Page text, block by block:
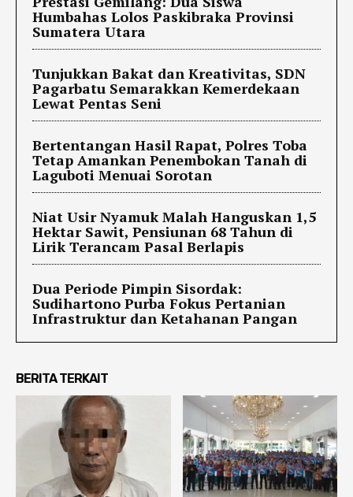
Humbahas Lolos Paskibraka Provinsi
Sumatera Utara
Tunjukkan Bakat dan Kreativitas, SDN
Pagarbatu Semarakkan Kemerdekaan
Lewat Pentas Seni
Bertentangan Hasil Rapat, Polres Toba
Tetap Amankan Penembokan Tanah di
Laguboti Menuai Sorotan
Niat Usir Nyamuk Malah Hanguskan 1,5
Hektar Sawit, Pensiunan 68 Tahun di
Lirik Terancam Pasal Berlapis
Dua Periode Pimpin Sisordak:
Sudihartono Purba Fokus Pertanian
Infrastruktur dan Ketahanan Pangan
BERITA TERKAIT